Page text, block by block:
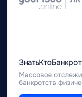
ЗнатьКтоБанкрот
Массовое
банкротств